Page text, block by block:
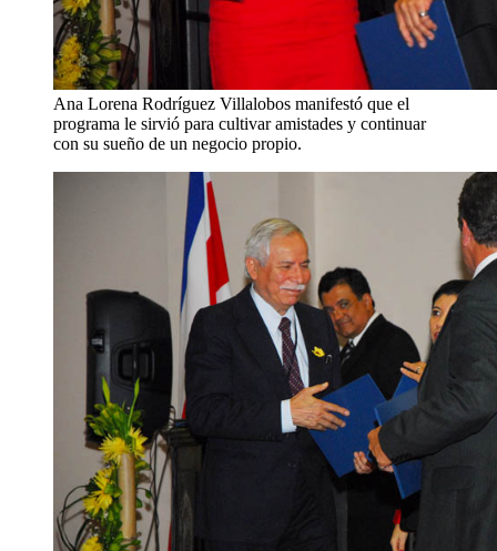
Ana Lorena Rodríguez Villalobos manifestó que el
programa le sirvió para cultivar amistades y continuar
con su sueño de un negocio propio.